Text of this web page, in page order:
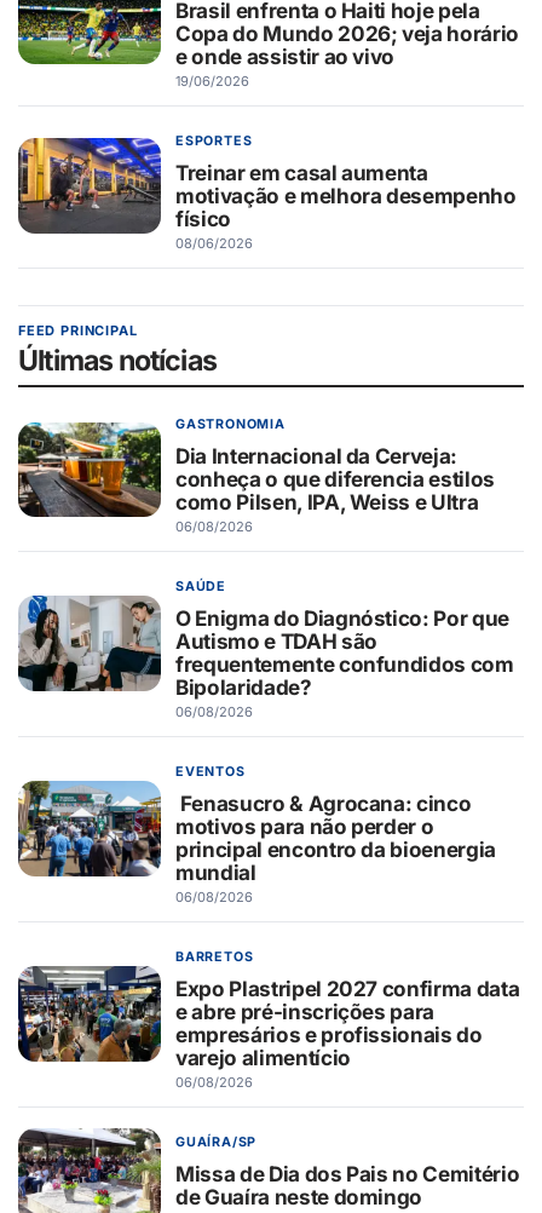
Brasil enfrenta o Haiti hoje pela
Copa do Mundo 2026; veja horário
e onde assistir ao vivo
19/06/2026
ESPORTES
Treinar em casal aumenta
motivação e melhora desempenho
físico
08/06/2026
FEED PRINCIPAL
Últimas notícias
GASTRONOMIA
Dia Internacional da Cerveja:
conheça o que diferencia estilos
como Pilsen, IPA, Weiss e Ultra
06/08/2026
SAÚDE
O Enigma do Diagnóstico: Por que
Autismo e TDAH são
frequentemente confundidos com
Bipolaridade?
06/08/2026
EVENTOS
Fenasucro & Agrocana: cinco
motivos para não perder o
principal encontro da bioenergia
mundial
06/08/2026
BARRETOS
Expo Plastripel 2027 confirma data
e abre pré-inscrições para
empresários e profissionais do
varejo alimentício
06/08/2026
GUAÍRA/SP
Missa de Dia dos Pais no Cemitério
de Guaíra neste domingo